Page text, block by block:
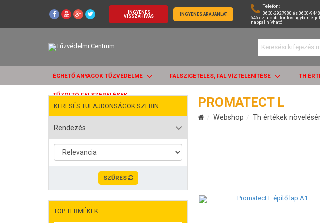
INGYENES
VISSZAHÍVÁS
INGYENES ÁRAJÁNLAT
Telefon:
0630-2927980 és 0630-
646 ez utóbbi fontos ügyben éjjel.
nappal hívható
ÉGHETŐ ANYAGOK TŰZVÉDELME FALSZIGETELÉS, FAL VÍZTELENÍTÉSE TH
TŰZOLTÓ FELSZERELÉSEK
KERESÉS TULAJDONSÁGOK SZERINT
Rendezés
SZŰRÉS
TOP TERMÉKEK
PROMATECT L
Webshop Th értékek